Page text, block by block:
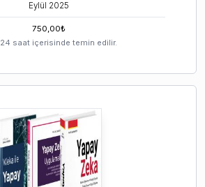
Eylül 2025
750,00₺
24 saat içerisinde temin edilir.